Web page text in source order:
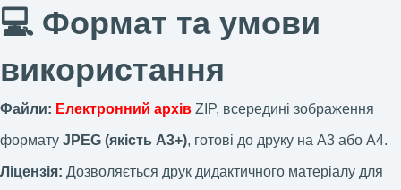
💻 Формат та умови
використання
Файли: Електронний архів ZIP, всередині зображення
формату JPEG (якість А3+), готові до друку на А3 або А4.
Ліцензія: Дозволяється друк дидактичного матеріалу для